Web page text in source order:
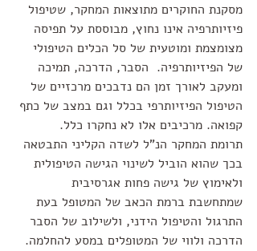
מסקנת החוקרים מתוצאות המחקר, שטיפול
פיזיותרפיה אינו נחוץ, מבוססת על תפיסה
מצומצמת ומוטעית של סל הכלים הטיפולי
של הפיזיותרפיה.  הסבר, הדרכה, תמיכה
ומעקב לאורך זמן הם נדבכים מרכזיים של
הטיפול הפיזיותרפי בכלל וגם במצב של כתף
קפואה. מרכיבים אלו לא נחקרו כלל.
תרומת המחקר הנ"ל לשדה הקליני התבטאה
בכך שהוא הוביל לשינוי הגישה הטיפולית
ולאימוץ של גישה פחות אגרסיבית
שמתחשבת ברמת הכאב של המטופל בעת
התרגול והטיפול הידני, ולשילוב של הסבר
הדרכה ולווי של המטופלים במסע להחלמה.